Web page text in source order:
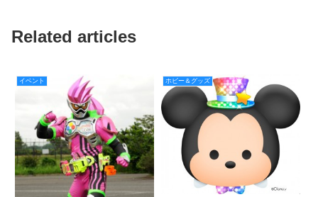
Related articles
イベント ホビー＆グッズ